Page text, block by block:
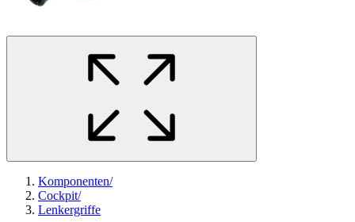
Komponenten/
Cockpit/
Lenkergriffe